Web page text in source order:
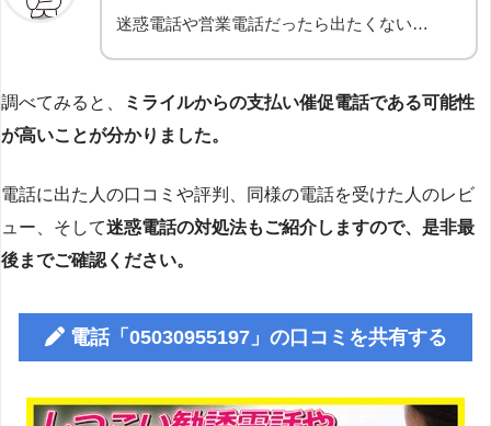
迷惑電話や営業電話だったら出たくない…
調べてみると、
ミライルからの支払い催促電話である可能性
が高いことが分かりました。
電話に出た人の口コミや評判、同様の電話を受けた人のレビ
ュー、そして迷惑電話の対処法もご紹介しますので、是非最
後までご確認ください。
電話「05030955197」の口コミを共有する